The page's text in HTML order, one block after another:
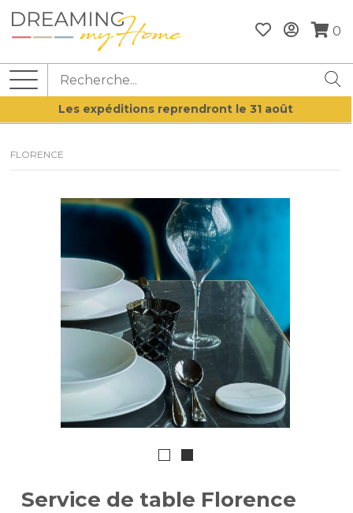
0
Les expéditions reprendront le 31 août
FLORENCE
Service de table Florence